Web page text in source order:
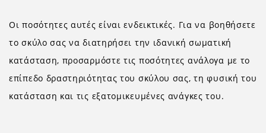
Οι ποσότητες αυτές είναι ενδεικτικές. Για να βοηθήσετε
το σκύλο σας να διατηρήσει την ιδανική σωματική
κατάσταση, προσαρμόστε τις ποσότητες ανάλογα με το
επίπεδο δραστηριότητας του σκύλου σας, τη φυσική του
κατάσταση και τις εξατομικευμένες ανάγκες του.